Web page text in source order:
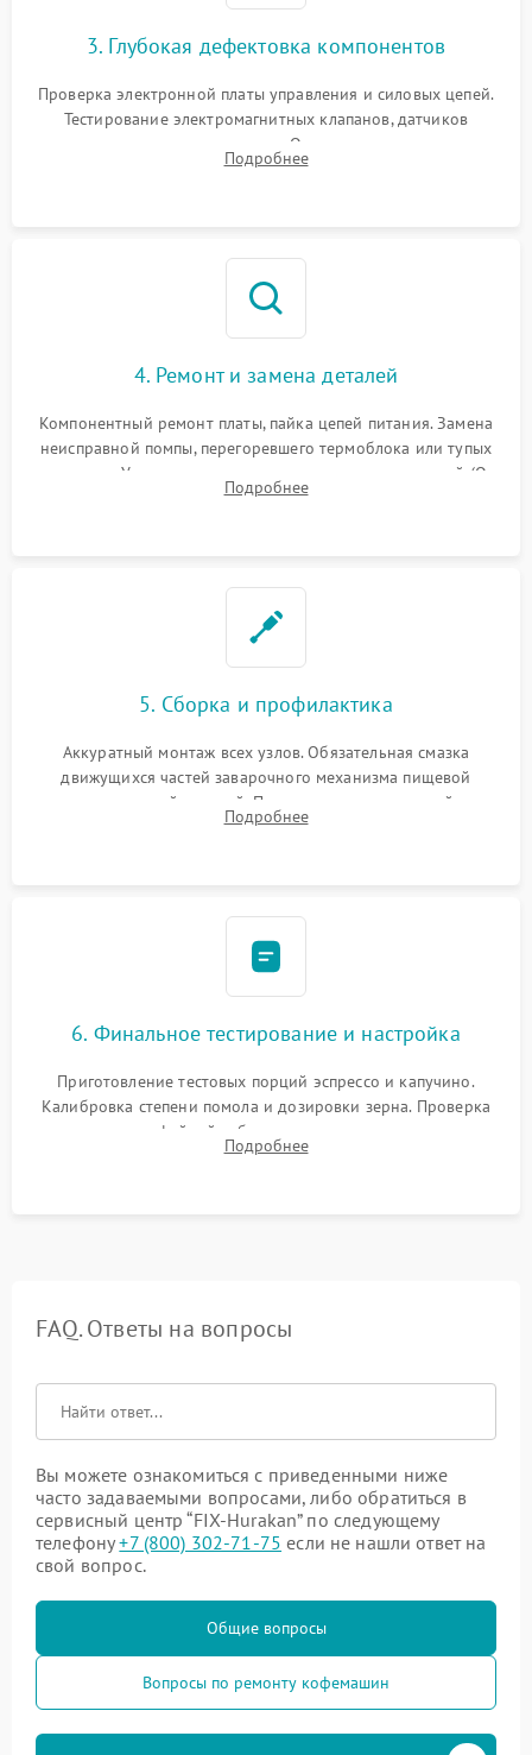
3. Глубокая дефектовка компонентов
Проверка электронной платы управления и силовых цепей.
Тестирование электромагнитных клапанов, датчиков
температуры и расходомера. Оценка степени износа
жерновов кофемолки, уплотнительных колец гидросистемы
Подробнее
4. Ремонт и замена деталей
Компонентный ремонт платы, пайка цепей питания. Замена
неисправной помпы, перегоревшего термоблока или тупых
жерновов. Установка новых силиконовых уплотнителей (O-
ring) и тефлоновых трубок для надежного устранения
Подробнее
5. Сборка и профилактика
Аккуратный монтаж всех узлов. Обязательная смазка
движущихся частей заварочного механизма пищевой
силиконовой смазкой. Проведение программной
декальцинации и очистки системы от кофейных масел.
Подробнее
6. Финальное тестирование и настройка
Приготовление тестовых порций эспрессо и капучино.
Калибровка степени помола и дозировки зерна. Проверка
плотности кофейной таблетки, температуры напитка и
качества молочной пены. Контроль отсутствия посторонних
Подробнее
FAQ. Ответы на вопросы
Вы можете ознакомиться с приведенными ниже
часто задаваемыми вопросами, либо обратиться в
сервисный центр “FIX-Hurakan” по следующему
телефону+7 (800) 302-71-75 если не нашли ответ на
свой вопрос.
Общие вопросы
Вопросы по ремонту кофемашин